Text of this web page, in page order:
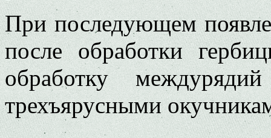
При последующем
после обработки
обработку
трехъярусными